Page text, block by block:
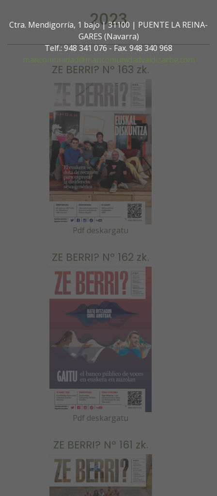
Ctra. Mendigorría, 1 bajo | 31100 | PUENTE LA REINA-
GARES (Navarra)
Telf.: 948 341 076 - Fax. 948 340 968
mancomunidad@mancomunidadvaldizarbe.com
2023
ZE BERRI? Nº 163 zk.
Pdf deskargatu
ZE BERRI? Nº 162 zk.
Pdf deskargatu
ZE BERRI? Nº 161 zk.